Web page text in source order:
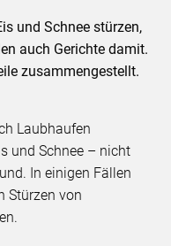
und Schnee stürzen,
auch Gerichte damit.
zusammengestellt.
Laubhaufen
und Schnee – nicht
In einigen Fällen
Stürzen von